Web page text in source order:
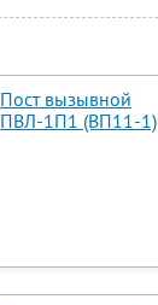
Пост вызывной
ПВЛ-1П1 (ВП11-1)